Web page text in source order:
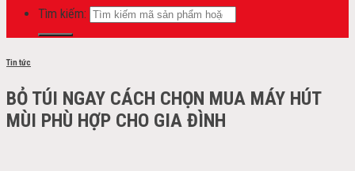
Tìm kiếm:
Tin tức
BỎ TÚI NGAY CÁCH CHỌN MUA MÁY HÚT
MÙI PHÙ HỢP CHO GIA ĐÌNH